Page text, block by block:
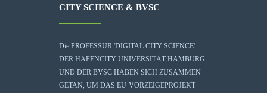
CITY SCIENCE & BVSC
Die PROFESSUR 'DIGITAL CITY SCIENCE'
DER HAFENCITY UNIVERSITÄT HAMBURG
UND DER BVSC HABEN SICH ZUSAMMEN
GETAN, UM DAS EU-VORZEIGEPROJEKT